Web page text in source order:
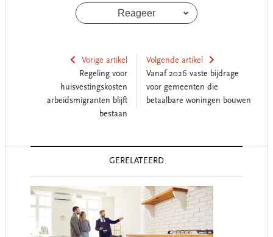
Reageer
Vorige artikel
Regeling voor
huisvestingskosten
arbeidsmigranten blijft
bestaan
Volgende artikel
Vanaf 2026 vaste bijdrage
voor gemeenten die
betaalbare woningen bouwen
GERELATEERD